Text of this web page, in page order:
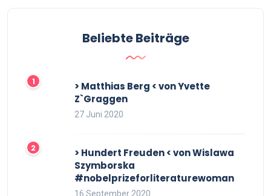
Beliebte Beiträge
> Matthias Berg < von Yvette
Z`Graggen
27 Juni 2020
> Hundert Freuden < von Wislawa
Szymborska
#nobelprizeforliteraturewoman
16 September 2020